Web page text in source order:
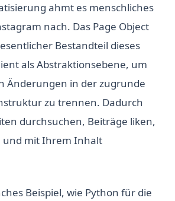
ahmt es menschliches
nach. Das Page Object
Bestandteil dieses
als Abstraktionsebene, um
Änderungen in der zugrunde
zu trennen. Dadurch
durchsuchen, Beiträge liken,
und mit Ihrem Inhalt
Beispiel, wie Python für die